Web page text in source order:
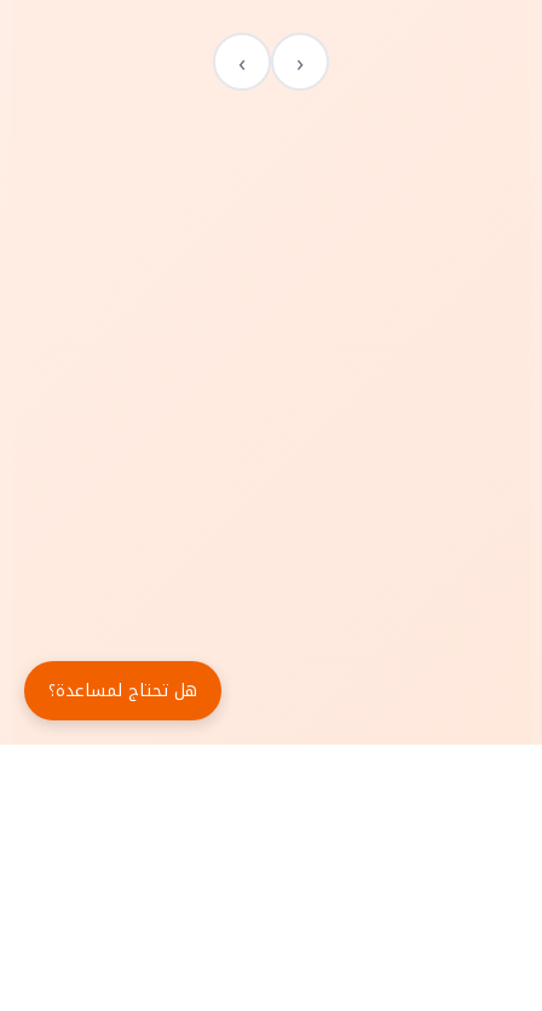
‹
›
هل تحتاج لمساعدة؟